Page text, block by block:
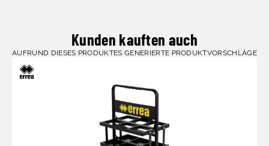
Kunden kauften auch
AUFRUND DIESES PRODUKTES GENERIERTE PRODUKTVORSCHLÄGE